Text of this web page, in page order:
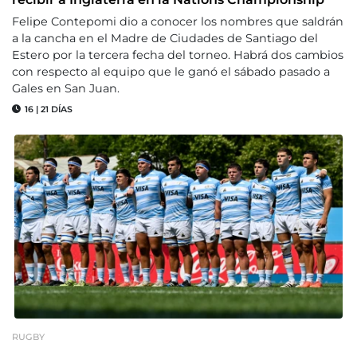
Felipe Contepomi dio a conocer los nombres que saldrán
a la cancha en el Madre de Ciudades de Santiago del
Estero por la tercera fecha del torneo. Habrá dos cambios
con respecto al equipo que le ganó el sábado pasado a
Gales en San Juan.
16 | 21 DÍAS
RUGBY